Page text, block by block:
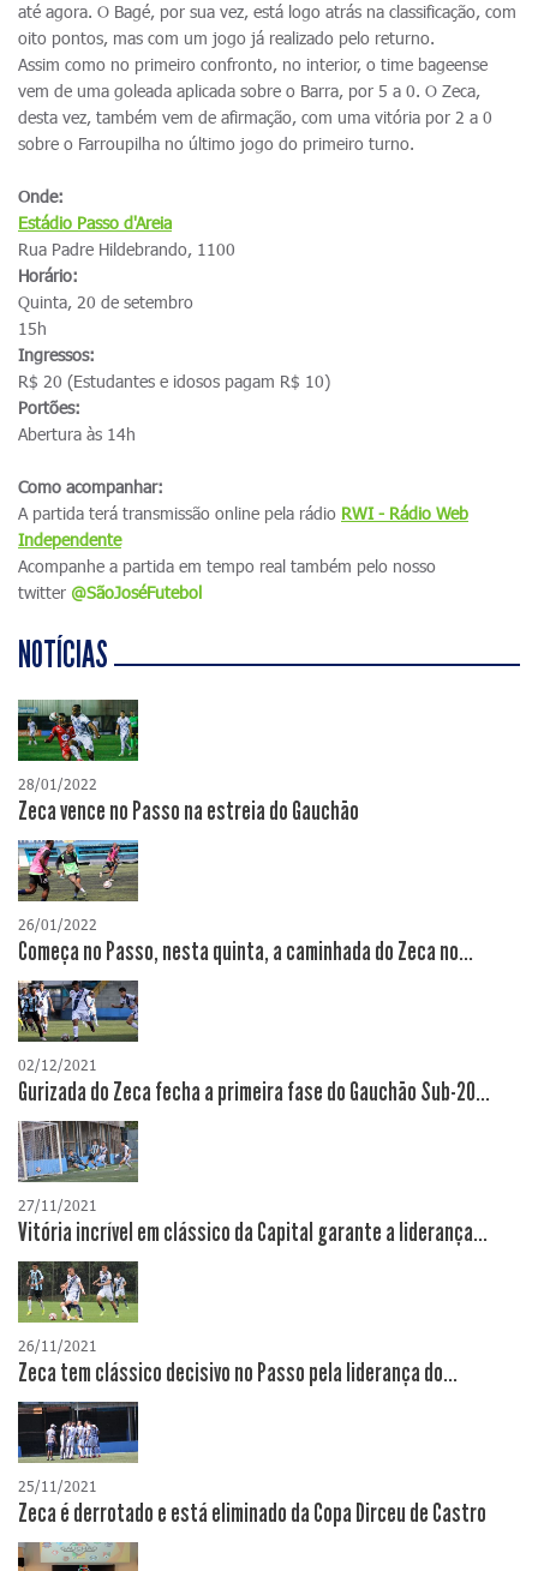
até agora. O Bagé, por sua vez, está logo atrás na classificação, com
oito pontos, mas com um jogo já realizado pelo returno.
Assim como no primeiro confronto, no interior, o time bageense
vem de uma goleada aplicada sobre o Barra, por 5 a 0. O Zeca,
desta vez, também vem de afirmação, com uma vitória por 2 a 0
sobre o Farroupilha no último jogo do primeiro turno.
Onde:
Estádio Passo d'Areia
Rua Padre Hildebrando, 1100
Horário:
Quinta, 20 de setembro
15h
Ingressos:
R$ 20 (Estudantes e idosos pagam R$ 10)
Portões:
Abertura às 14h
Como acompanhar:
A partida terá transmissão online pela rádio RWI - Rádio Web
Independente
Acompanhe a partida em tempo real também pelo nosso
twitter @SãoJoséFutebol
NOTÍCIAS
28/01/2022
Zeca vence no Passo na estreia do Gauchão
26/01/2022
Começa no Passo, nesta quinta, a caminhada do Zeca no...
02/12/2021
Gurizada do Zeca fecha a primeira fase do Gauchão Sub-20...
27/11/2021
Vitória incrível em clássico da Capital garante a liderança...
26/11/2021
Zeca tem clássico decisivo no Passo pela liderança do...
25/11/2021
Zeca é derrotado e está eliminado da Copa Dirceu de Castro